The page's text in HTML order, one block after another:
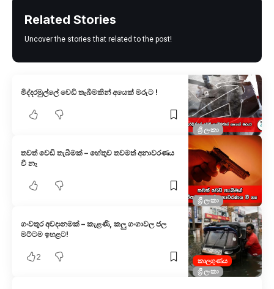
Related Stories
Uncover the stories that related to the post!
ශ්‍රී ලංකා
මිද්දරමුල්ලේ වෙඩි තැබීමකින් අයෙක් මරුට !
ශ්‍රී ලංකා
තවත් වෙඩි තැබීමක් – හේතුව තවමත් අනාවරණය
වී නෑ
කාලගුණය
ශ්‍රී ලංකා
ගංවතුර අවදානමක් – කැළණි, කලු ගංගාවල ජල
මට්ටම ඉහළට!
2